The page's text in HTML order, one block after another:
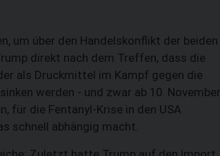
um über den Handelskonflikt der beiden
direkt nach dem Treffen, dass die
als Druckmittel im Kampf gegen die
werden - und zwar ab 10. November.
für die Fentanyl-Krise in den USA
schnell abhängig macht.